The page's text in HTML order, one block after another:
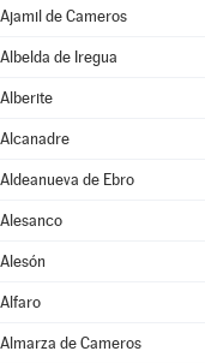
Ajamil de Cameros
Albelda de Iregua
Alberite
Alcanadre
Aldeanueva de Ebro
Alesanco
Alesón
Alfaro
Almarza de Cameros